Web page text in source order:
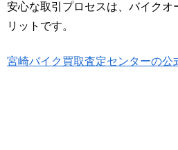
安心な取引プロセスは、バイクオ
リットです。
宮崎バイク買取査定センターの公